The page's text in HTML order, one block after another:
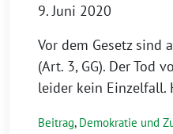
9. Juni 2020
Vor dem Gesetz sind
(Art. 3, GG). Der Tod
leider kein Einzelfall.
Beitrag, Demokratie und